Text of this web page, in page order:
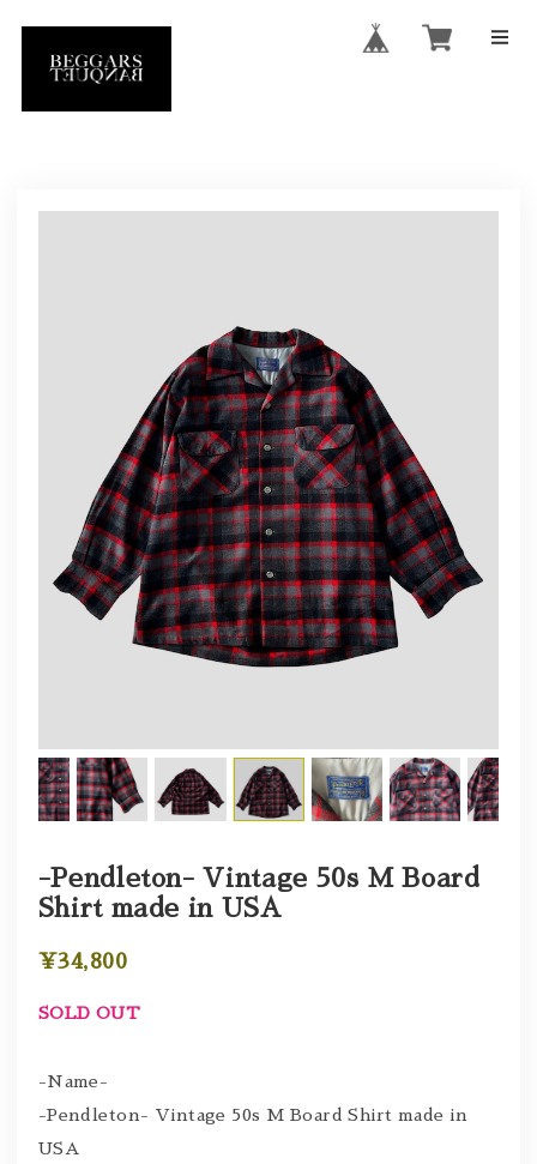
-Pendleton- Vintage 50s M Board
Shirt made in USA
¥34,800
SOLD OUT
-Name-
-Pendleton- Vintage 50s M Board Shirt made in
USA